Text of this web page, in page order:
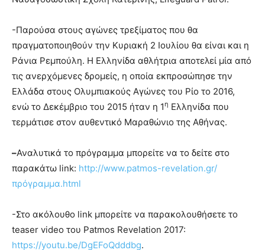
-Παρούσα στους αγώνες τρεξίματος που θα
πραγματοποιηθούν την Κυριακή 2 Ιουλίου θα είναι και η
Ράνια Ρεμπούλη. Η Ελληνίδα αθλήτρια αποτελεί μία από
τις ανερχόμενες δρομείς, η οποία εκπροσώπησε την
Ελλάδα στους Ολυμπιακούς Αγώνες του Ρίο το 2016,
ενώ το Δεκέμβριο του 2015 ήταν η 1η Ελληνίδα που
τερμάτισε στον αυθεντικό Μαραθώνιο της Αθήνας.
–Αναλυτικά το πρόγραμμα μπορείτε να το δείτε στο
παρακάτω link: http://www.patmos-revelation.gr/
πρόγραμμα.html
-Στο ακόλουθο link μπορείτε να παρακολουθήσετε το
teaser video του Patmos Revelation 2017:
https://youtu.be/DgEFoQdddbg.